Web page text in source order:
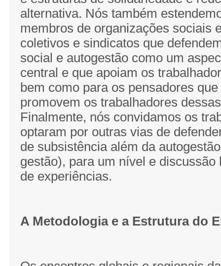
alternativa. Nós também
membros de organizações sociais
coletivos e sindicatos que
social e autogestão como um
central e que apoiam os
bem como para os pensadores
promovem os trabalhadores
Finalmente, nós convidamos os
optaram por outras vias de
de subsistência além da
gestão), para um nível e discussão
de experiências.
A Metodologia e a Estrutura do